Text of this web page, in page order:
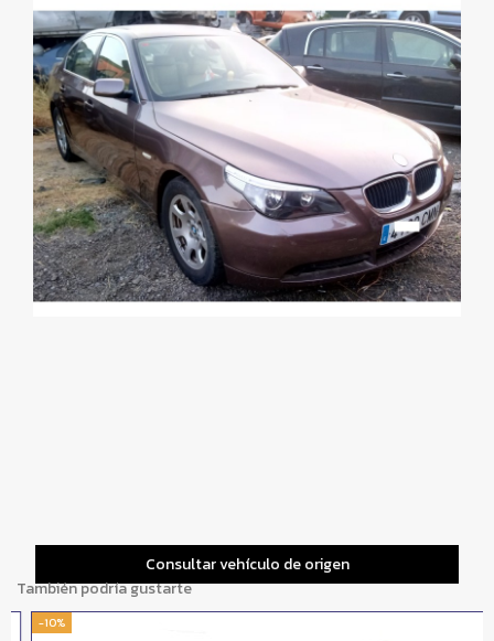
Consultar vehículo de origen
También podría gustarte
-10%